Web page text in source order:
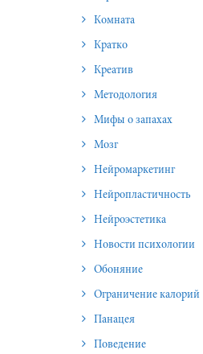
Комната
Кратко
Креатив
Методология
Мифы о запахах
Мозг
Нейромаркетинг
Нейропластичность
Нейроэстетика
Новости психологии
Обоняние
Ограничение калорий
Панацея
Поведение